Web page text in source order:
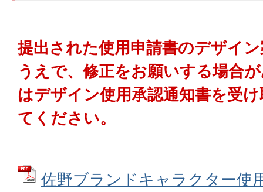
提出された使用申請書のデザイ
うえで、修正をお願いする場合
はデザイン使用承認通知書を受
てください。
佐野ブランドキャラクター使